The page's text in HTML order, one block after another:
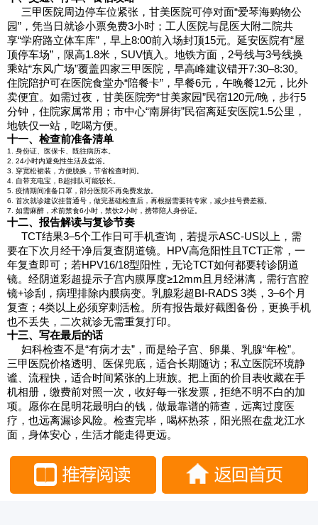
三甲医院周边停车位紧张，甘美医院可停对面“爱琴海购物公
园”，凭当日就诊小票免费3小时；工人医院与昆医大附二院共
享“学府路立体车库”，早上8:00前入场封顶15元。延安医院有“屋
顶停车场”，限高1.8米，SUV慎入。地铁方面，2号线与3号线换
乘站“东风广场”覆盖四家三甲医院，早高峰建议错开7:30–8:30。
住院陪护可在医院食堂办“陪餐卡”，早餐6元，午晚餐12元，比外
卖便宜。如需过夜，甘美医院旁“甘美家园”民宿120元/晚，步行5
分钟，住院家属常用；市中心“南屏街”民宿离延安医院1.5公里，
地铁仅一站，吃喝方便。
十一、检查前准备清单
1. 身份证、医保卡、既往病历本。
2. 24小时内避免性生活及盆浴。
3. 穿宽松裙装，方便脱换，节省检查时间。
4. 自带充电宝，B超排队可能较长。
5. 疫情期间准备口罩，部分医院不再免费发放。
6. 首次就诊建议挂普通号，做完基础检查后，再根据需要转专家，减少挂号费差额。
7. 如需麻醉，术前禁食6小时，禁饮2小时，携带陪人身份证。
十二、报告解读与复诊节奏
TCT结果3–5个工作日可手机查询，若提示ASC-US以上，需
要在下次月经干净后复查阴道镜。HPV高危阳性且TCT正常，一
年复查即可；若HPV16/18型阳性，无论TCT如何都要转诊阴道
镜。经阴道彩超提示子宫内膜厚度≥12mm且月经淋漓，需行宫腔
镜+诊刮，病理排除内膜病变。乳腺彩超BI-RADS 3类，3–6个月
复查；4类以上必须穿刺活检。所有报告最好截图备份，更换手机
也不丢失，二次就诊无需重复打印。
十三、写在最后的话
妇科检查不是“有病才去”，而是给子宫、卵巢、乳腺“年检”。
三甲医院价格透明、医保兜底，适合长期随访；私立医院环境静
谧、流程快，适合时间紧张的上班族。把上面的价目表收藏在手
机相册，缴费前对照一次，收好每一张发票，拒绝不明不白的加
项。愿你在昆明花最明白的钱，做最靠谱的筛查，远离过度医
疗，也远离漏诊风险。检查完毕，喝杯热茶，阳光照在盘龙江水
面，身体安心，生活才能走得更远。